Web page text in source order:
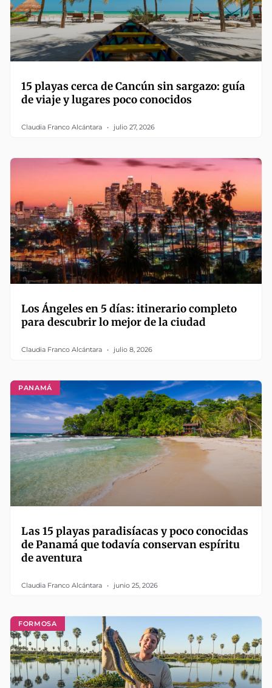
15 playas cerca de Cancún sin sargazo: guía
de viaje y lugares poco conocidos
Claudia Franco Alcántara julio 27, 2026
Los Ángeles en 5 días: itinerario completo
para descubrir lo mejor de la ciudad
Claudia Franco Alcántara julio 8, 2026
PANAMÁ
Las 15 playas paradisíacas y poco conocidas
de Panamá que todavía conservan espíritu
de aventura
Claudia Franco Alcántara junio 25, 2026
FORMOSA